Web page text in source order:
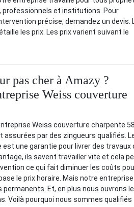
et institutions. Pour
précise, demandez un devis.
les prix. Les prix varient suivant le
pas cher à Amazy ?
Weiss couverture
Weiss couverture charpente 58
par des zingueurs qualifiés.
une garantie pour livrer des travaux
ils savent travailler vite et cela
ce qui fait diminuer les coûts
le prix horaire. Mais notre entreprise
Et, en plus nous ouvrons
Voilà pourquoi nous sommes qualifiés